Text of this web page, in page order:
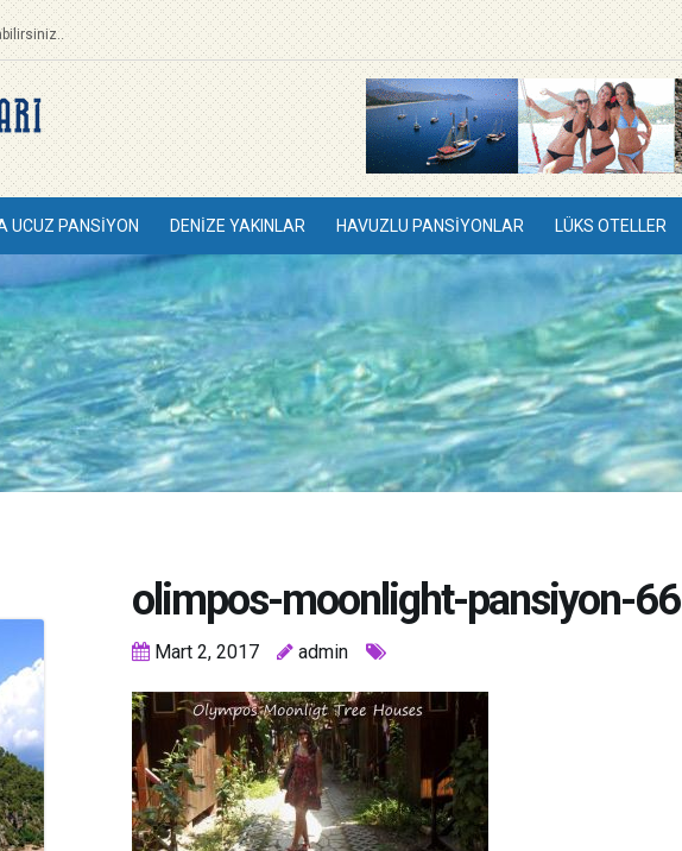
UCUZ PANSIYON DENIZE YAKINLAR HAVUZLU PANSIYONLAR LÜKS OTELLER
olimpos-moonlight-pansiyon-66
Mart 2, 2017 admin